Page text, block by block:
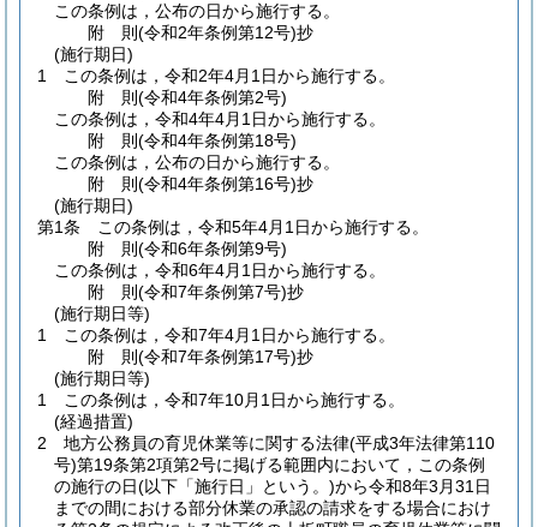
この条例は，公布の日から施行する。
附 則(令和2年条例第12号)抄
(施行期日)
1
この条例は，令和2年4月1日から施行する。
附 則(令和4年条例第2号)
この条例は，令和4年4月1日から施行する。
附 則(令和4年条例第18号)
この条例は，公布の日から施行する。
附 則(令和4年条例第16号)抄
(施行期日)
第1条
この条例は，令和5年4月1日から施行する。
附 則(令和6年条例第9号)
この条例は，令和6年4月1日から施行する。
附 則(令和7年条例第7号)抄
(施行期日等)
1
この条例は，令和7年4月1日から施行する。
附 則(令和7年条例第17号)抄
(施行期日等)
1
この条例は，令和7年10月1日から施行する。
(経過措置)
2
地方公務員の育児休業等に関する法律(平成3年法律第110
号)第19条第2項第2号に掲げる範囲内において，この条例
の施行の日(以下「施行日」という。)から令和8年3月31日
までの間における部分休業の承認の請求をする場合におけ